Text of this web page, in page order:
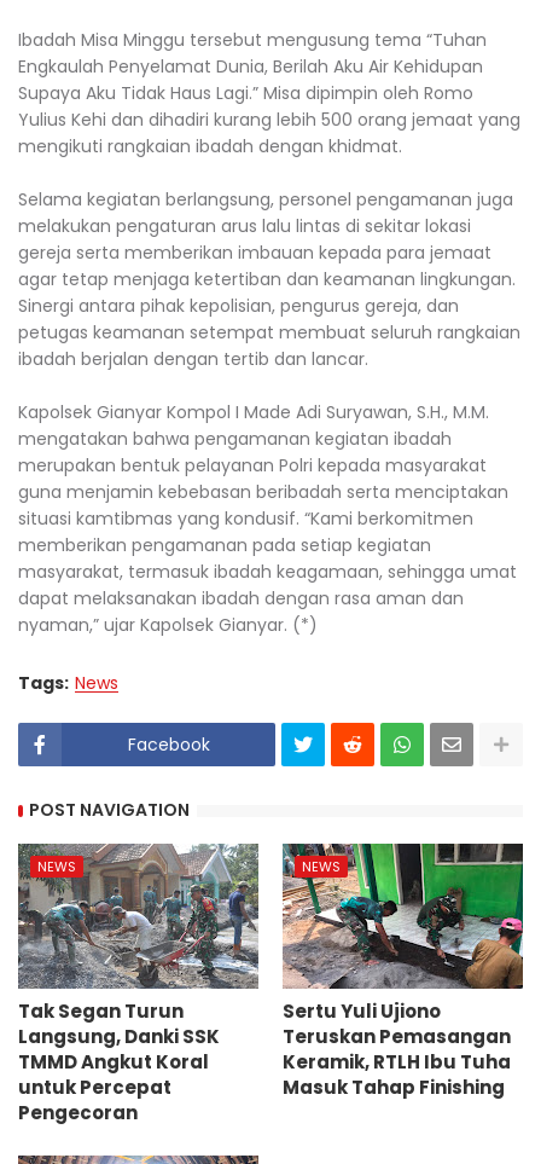
Ibadah Misa Minggu tersebut mengusung tema “Tuhan
Engkaulah Penyelamat Dunia, Berilah Aku Air Kehidupan
Supaya Aku Tidak Haus Lagi.” Misa dipimpin oleh Romo
Yulius Kehi dan dihadiri kurang lebih 500 orang jemaat yang
mengikuti rangkaian ibadah dengan khidmat.
Selama kegiatan berlangsung, personel pengamanan juga
melakukan pengaturan arus lalu lintas di sekitar lokasi
gereja serta memberikan imbauan kepada para jemaat
agar tetap menjaga ketertiban dan keamanan lingkungan.
Sinergi antara pihak kepolisian, pengurus gereja, dan
petugas keamanan setempat membuat seluruh rangkaian
ibadah berjalan dengan tertib dan lancar.
Kapolsek Gianyar Kompol I Made Adi Suryawan, S.H., M.M.
mengatakan bahwa pengamanan kegiatan ibadah
merupakan bentuk pelayanan Polri kepada masyarakat
guna menjamin kebebasan beribadah serta menciptakan
situasi kamtibmas yang kondusif. “Kami berkomitmen
memberikan pengamanan pada setiap kegiatan
masyarakat, termasuk ibadah keagamaan, sehingga umat
dapat melaksanakan ibadah dengan rasa aman dan
nyaman,” ujar Kapolsek Gianyar. (*)
Tags: News
Facebook
POST NAVIGATION
NEWS
Tak Segan Turun
Langsung, Danki SSK
TMMD Angkut Koral
untuk Percepat
Pengecoran
NEWS
Sertu Yuli Ujiono
Teruskan Pemasangan
Keramik, RTLH Ibu Tuha
Masuk Tahap Finishing